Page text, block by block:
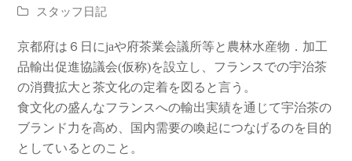
スタッフ日記
京都府は６日にjaや府茶業会議所等と農林水産物．加工
品輸出促進協議会(仮称)を設立し、フランスでの宇治茶
の消費拡大と茶文化の定着を図ると言う。
食文化の盛んなフランスへの輸出実績を通じて宇治茶の
ブランド力を高め、国内需要の喚起につなげるのを目的
としているとのこと。